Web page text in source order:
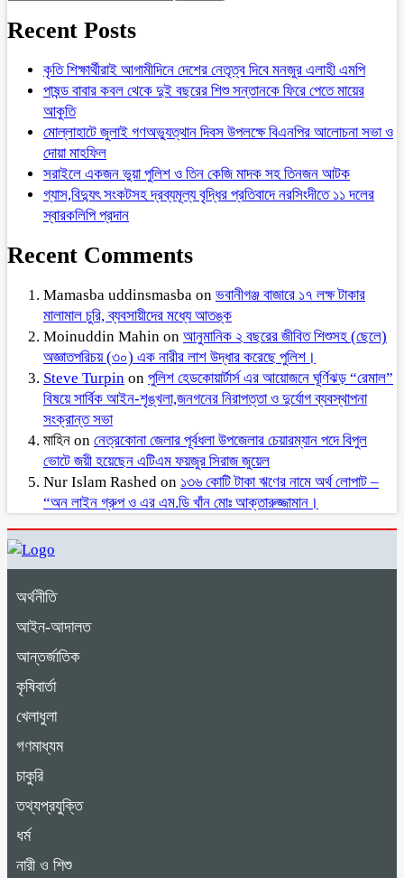
Recent Posts
কৃতি শিক্ষার্থীরাই আগামীদিনে দেশের নেতৃত্ব দিবে মনজুর এলাহী এমপি
পাষন্ড বাবার কবল থেকে দুই বছরের শিশু সন্তানকে ফিরে পেতে মায়ের
আকুতি
মোল্লাহাটে জুলাই গণঅভ্যুত্থান দিবস উপলক্ষে বিএনপির আলোচনা সভা ও
দোয়া মাহফিল
সরাইলে একজন ভুয়া পুলিশ ও তিন কেজি মাদক সহ তিনজন আটক
গ্যাস,বিদ্যুৎ সংকটসহ দ্রব্যমূল্য বৃদ্ধির প্রতিবাদে নরসিংদীতে ১১ দলের
স্বারকলিপি প্রদান
Recent Comments
Mamasba uddinsmasba on ভবানীগঞ্জ বাজারে ১৭ লক্ষ টাকার
মালামাল চুরি, ব্যবসায়ীদের মধ্যে আতঙ্ক
Moinuddin Mahin on আনুমানিক ২ বছরের জীবিত শিশুসহ (ছেলে)
অজ্ঞাতপরিচয় (৩০) এক নারীর লাশ উদ্ধার করেছে পুলিশ।
Steve Turpin on পুলিশ হেডকোয়ার্টার্স এর আয়োজনে ঘূর্ণিঝড় “রেমাল”
বিষয়ে সার্বিক আইন-শৃঙ্খলা,জনগনের নিরাপত্তা ও দুর্যোগ ব্যবস্থাপনা
সংক্রান্ত সভা
মাহিন on নেত্রকোনা জেলার পূর্বধলা উপজেলার চেয়ারম্যান পদে বিপুল
ভোটে জয়ী হয়েছেন এটিএম ফয়জুর সিরাজ জুয়েল
Nur Islam Rashed on ১৩৬ কোটি টাকা ঋণের নামে অর্থ লোপাট –
“অন লাইন গ্রুপ ও এর এম.ডি খাঁন মোঃ আক্তারুজ্জামান।
অর্থনীতি
আইন-আদালত
আন্তর্জাতিক
কৃষিবার্তা
খেলাধুলা
গণমাধ্যম
চাকুরি
তথ্যপ্রযুক্তি
ধর্ম
নারী ও শিশু